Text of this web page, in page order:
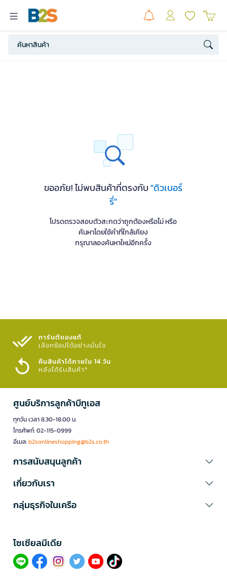
ขออภัย! ไม่พบสินค้าที่ตรงกับ"ดิวเบอร์
รี่"
โปรดตรวจสอบตัวสะกดว่าถูกต้องหรือไม่ หรือ
ค้นหาโดยใช้คำที่ใกล้เคียง
กรุณาลองค้นหาใหม่อีกครั้ง
การันตีของแท้
เลือกช้อปได้อย่างมั่นใจ​
คืนสินค้าได้ภายใน 14 วัน
หลังได้รับสินค้า*
ศูนย์บริการลูกค้าบีทูเอส
ทุกวัน เวลา 8.30-18.00 น.
โทรศัพท์: 02-115-0999
อีเมล:b2sonlineshopping@b2s.co.th
การสนับสนุนลูกค้า
เกี่ยวกับเรา
กลุ่มธุรกิจในเครือ
โซเซียลมีเดีย​